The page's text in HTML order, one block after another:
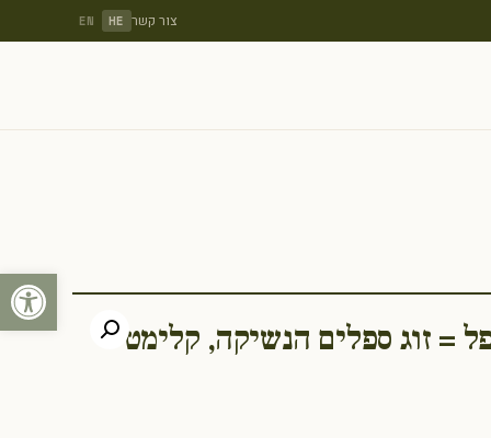
פתח
צור קשר HE
EN
= זוג ספלים הנשיקה, קלימט